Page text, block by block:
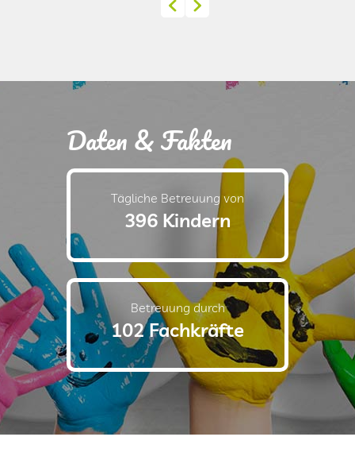
Daten & Fakten
Tägliche Betreuung von
396 Kindern
Betreuung durch
102 Fachkräfte